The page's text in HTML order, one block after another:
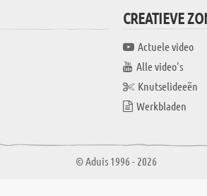
CREATIEVE
Actuele video
Alle video's
Knutselideeën
Werkbladen
© Aduis 1996 - 2026